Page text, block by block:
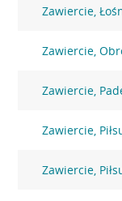
Zawiercie,
Zawiercie,
Zawiercie,
Zawiercie,
Zawiercie,